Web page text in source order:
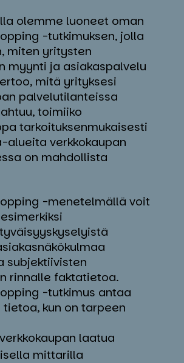
olemme luoneet oman
-tutkimuksen, jolla
miten yritysten
myynti ja asiakaspalvelu
mitä yrityksesi
palvelutilanteissa
toimiiko
tarkoituksenmukaisesti
alueita verkkokaupan
on mahdollista
-menetelmällä voit
subjektiivisten
rinnalle faktatietoa.
-tutkimus antaa
kun on tarpeen
laatua
mittarilla